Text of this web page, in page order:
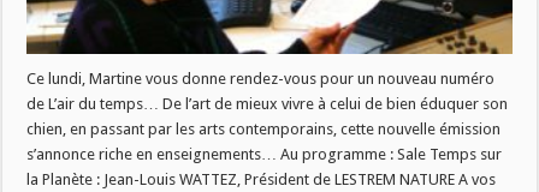
Ce lundi, Martine vous donne rendez-vous pour un nouveau numéro
de L’air du temps… De l’art de mieux vivre à celui de bien éduquer son
chien, en passant par les arts contemporains, cette nouvelle émission
s’annonce riche en enseignements… Au programme : Sale Temps sur
la Planète : Jean-Louis WATTEZ, Président de LESTREM NATURE A vos